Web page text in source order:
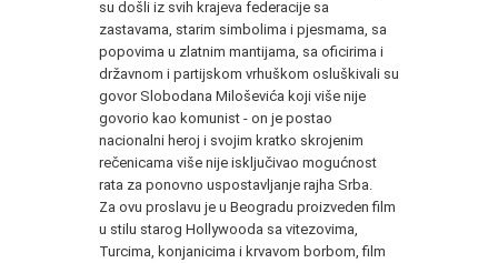
su došli iz svih krajeva federacije sa
zastavama, starim simbolima i pjesmama, sa
popovima u zlatnim mantijama, sa oficirima i
državnom i partijskom vrhuškom osluškivali su
govor Slobodana Miloševića koji više nije
govorio kao komunist - on je postao
nacionalni heroj i svojim kratko skrojenim
rečenicama više nije isključivao mogućnost
rata za ponovno uspostavljanje rajha Srba.
Za ovu proslavu je u Beogradu proizveden film
u stilu starog Hollywooda sa vitezovima,
Turcima, konjanicima i krvavom borbom, film